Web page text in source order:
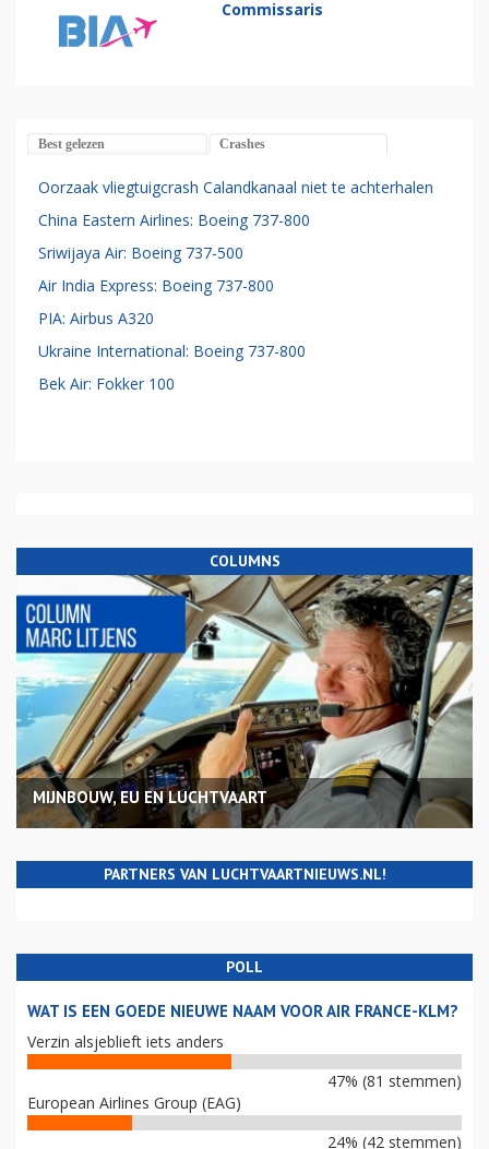
Commissaris
Best gelezen Crashes
Oorzaak vliegtuigcrash Calandkanaal niet te achterhalen
China Eastern Airlines: Boeing 737-800
Sriwijaya Air: Boeing 737-500
Air India Express: Boeing 737-800
PIA: Airbus A320
Ukraine International: Boeing 737-800
Bek Air: Fokker 100
COLUMNS
MIJNBOUW, EU EN LUCHTVAART
PARTNERS VAN LUCHTVAARTNIEUWS.NL!
POLL
WAT IS EEN GOEDE NIEUWE NAAM VOOR AIR FRANCE-KLM?
Verzin alsjeblieft iets anders
47% (81 stemmen)
European Airlines Group (EAG)
24% (42 stemmen)